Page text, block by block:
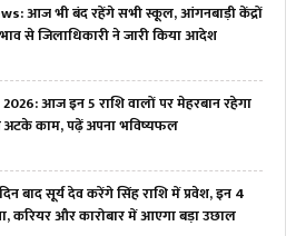
आज भी बंद रहेंगे सभी स्कूल, आंगनबाड़ी केंद्रों
से जिलाधिकारी ने जारी किया आदेश
आज इन 5 राशि वालों पर मेहरबान रहेगा
अटके काम, पढ़ें अपना भविष्यफल
बाद सूर्य देव करेंगे सिंह राशि में प्रवेश, इन 4
करियर और कारोबार में आएगा बड़ा उछाल